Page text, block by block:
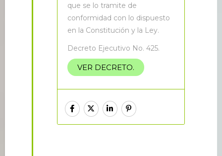
que se lo tramite de
conformidad con lo dispuesto
en la Constitución y la Ley.
Decreto Ejecutivo No. 425.
VER DECRETO.